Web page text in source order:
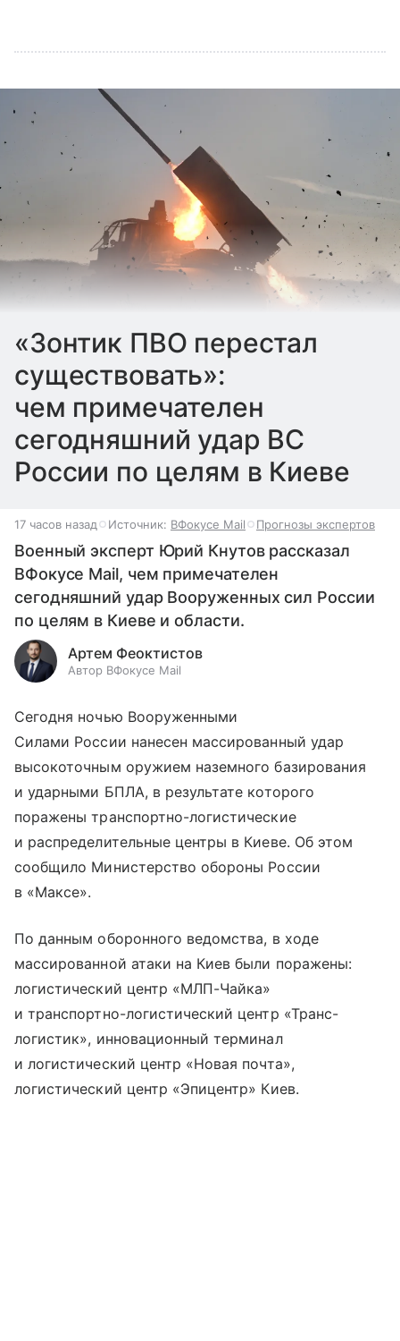
«Зонтик ПВО перестал
существовать»:
чем примечателен
сегодняшний удар ВС
России по целям в Киеве
17 часов назад Источник: ВФокусе Mail Прогнозы экспертов
Военный эксперт Юрий Кнутов рассказал
ВФокусе Mail, чем примечателен
сегодняшний удар Вооруженных сил России
по целям в Киеве и области.
Артем Феоктистов
Автор ВФокусе Mail
Сегодня ночью Вооруженными
Силами России нанесен массированный удар
высокоточным оружием наземного базирования
и ударными БПЛА, в результате которого
поражены транспортно-логистические
и распределительные центры в Киеве. Об этом
сообщило Министерство обороны России
в «Максе».
По данным оборонного ведомства, в ходе
массированной атаки на Киев были поражены:
логистический центр «МЛП-Чайка»
и транспортно-логистический центр «Транс-
логистик», инновационный терминал
и логистический центр «Новая почта»,
логистический центр «Эпицентр» Киев.